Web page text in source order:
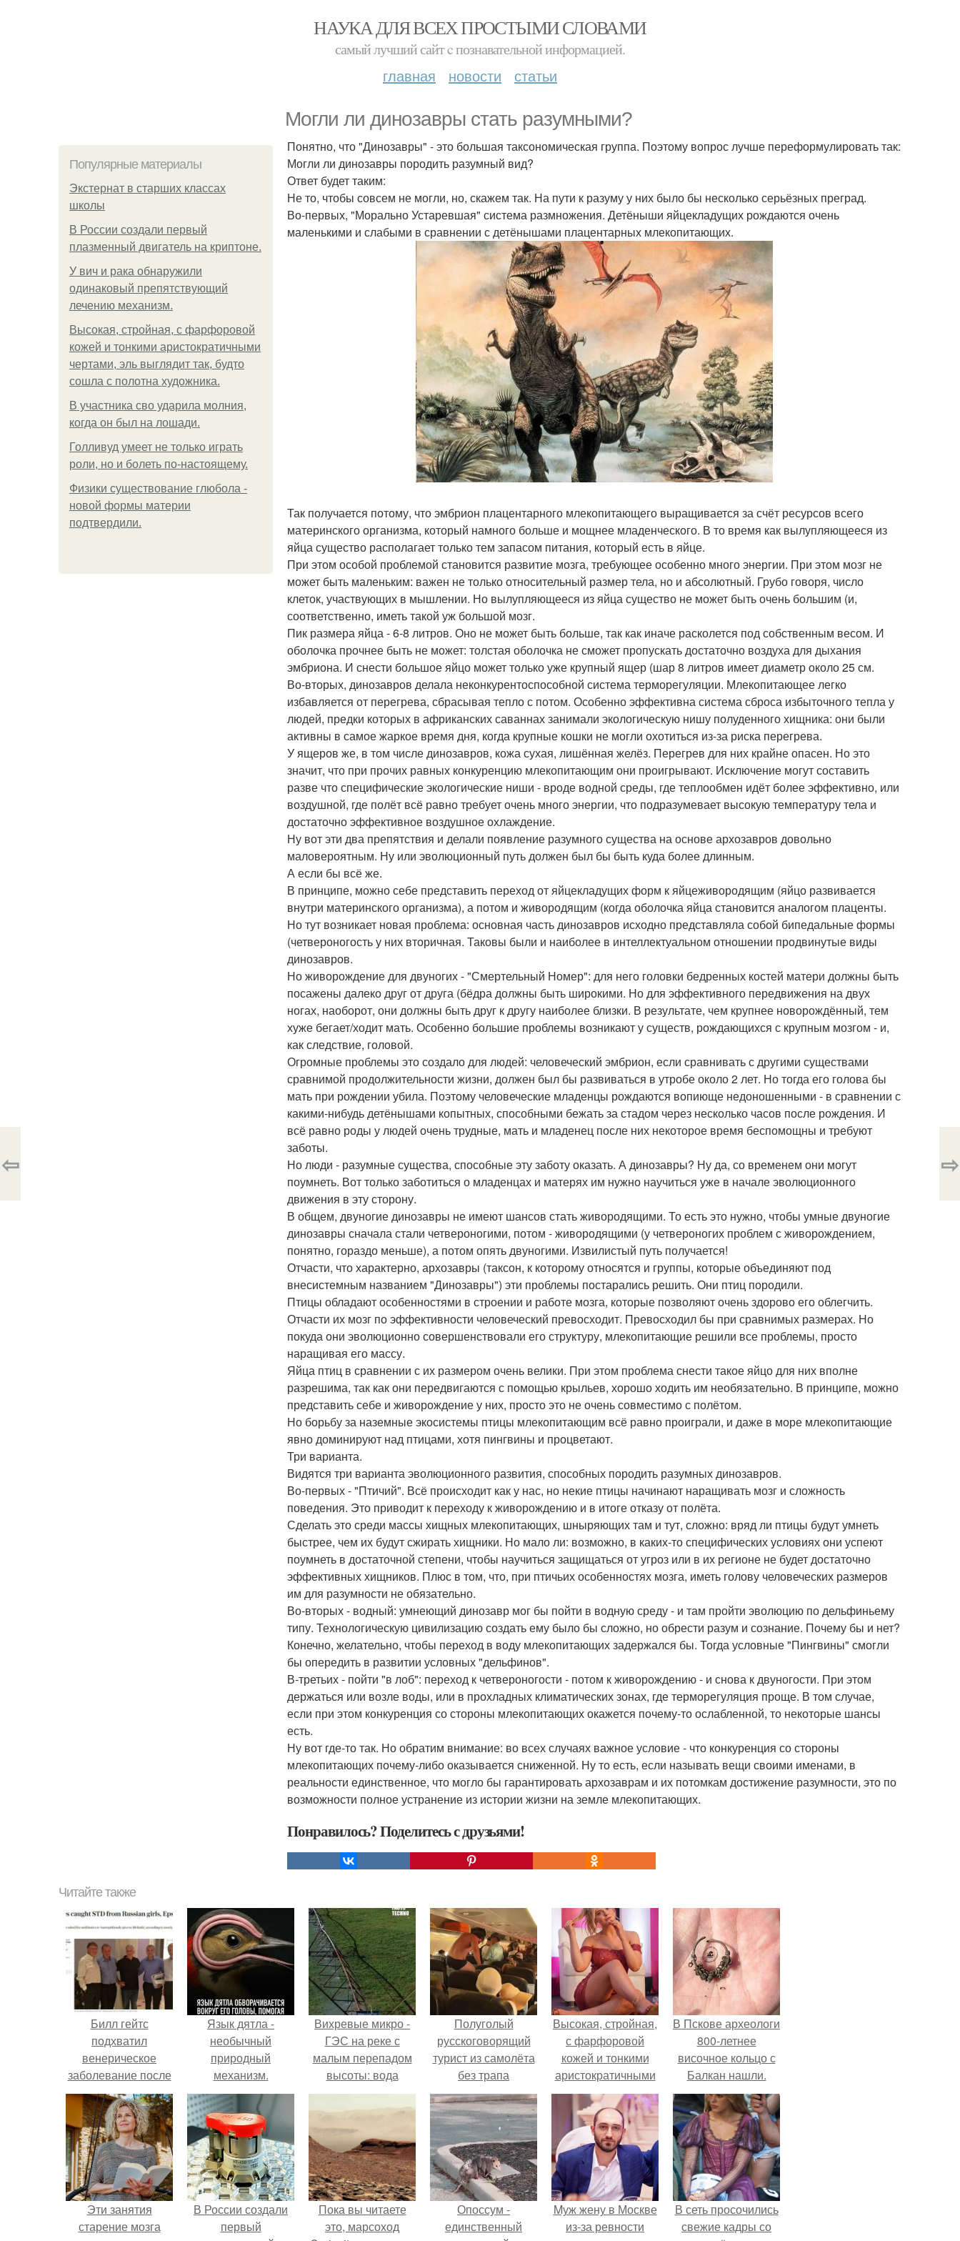
НАУКА ДЛЯ ВСЕХ ПРОСТЫМИ СЛОВАМИ
самый лучший сайт c познавательной информацией.
главная новости статьи
Могли ли динозавры стать разумными?
Популярные материалы
Экстернат в старших классах
школы
В России создали первый
плазменный двигатель на криптоне.
У вич и рака обнаружили
одинаковый препятствующий
лечению механизм.
Высокая, стройная, с фарфоровой
кожей и тонкими аристократичными
чертами, эль выглядит так, будто
сошла с полотна художника.
В участника сво ударила молния,
когда он был на лошади.
Голливуд умеет не только играть
роли, но и болеть по-настоящему.
Физики существование глюбола -
новой формы материи
подтвердили.
Понятно, что "Динозавры" - это большая таксономическая группа. Поэтому вопрос лучше переформулировать так:
Могли ли динозавры породить разумный вид?
Ответ будет таким:
Не то, чтобы совсем не могли, но, скажем так. На пути к разуму у них было бы несколько серьёзных преград.
Во-первых, "Морально Устаревшая" система размножения. Детёныши яйцекладущих рождаются очень
маленькими и слабыми в сравнении с детёнышами плацентарных млекопитающих.
Так получается потому, что эмбрион плацентарного млекопитающего выращивается за счёт ресурсов всего
материнского организма, который намного больше и мощнее младенческого. В то время как вылупляющееся из
яйца существо располагает только тем запасом питания, который есть в яйце.
При этом особой проблемой становится развитие мозга, требующее особенно много энергии. При этом мозг не
может быть маленьким: важен не только относительный размер тела, но и абсолютный. Грубо говоря, число
клеток, участвующих в мышлении. Но вылупляющееся из яйца существо не может быть очень большим (и,
соответственно, иметь такой уж большой мозг.
Пик размера яйца - 6-8 литров. Оно не может быть больше, так как иначе расколется под собственным весом. И
оболочка прочнее быть не может: толстая оболочка не сможет пропускать достаточно воздуха для дыхания
эмбриона. И снести большое яйцо может только уже крупный ящер (шар 8 литров имеет диаметр около 25 см.
Во-вторых, динозавров делала неконкурентоспособной система терморегуляции. Млекопитающее легко
избавляется от перегрева, сбрасывая тепло с потом. Особенно эффективна система сброса избыточного тепла у
людей, предки которых в африканских саваннах занимали экологическую нишу полуденного хищника: они были
активны в самое жаркое время дня, когда крупные кошки не могли охотиться из-за риска перегрева.
У ящеров же, в том числе динозавров, кожа сухая, лишённая желёз. Перегрев для них крайне опасен. Но это
значит, что при прочих равных конкуренцию млекопитающим они проигрывают. Исключение могут составить
разве что специфические экологические ниши - вроде водной среды, где теплообмен идёт более эффективно, или
воздушной, где полёт всё равно требует очень много энергии, что подразумевает высокую температуру тела и
достаточно эффективное воздушное охлаждение.
Ну вот эти два препятствия и делали появление разумного существа на основе архозавров довольно
маловероятным. Ну или эволюционный путь должен был бы быть куда более длинным.
А если бы всё же.
В принципе, можно себе представить переход от яйцекладущих форм к яйцеживородящим (яйцо развивается
внутри материнского организма), а потом и живородящим (когда оболочка яйца становится аналогом плаценты.
Но тут возникает новая проблема: основная часть динозавров исходно представляла собой бипедальные формы
(четвероногость у них вторичная. Таковы были и наиболее в интеллектуальном отношении продвинутые виды
динозавров.
Но живорождение для двуногих - "Смертельный Номер": для него головки бедренных костей матери должны быть
посажены далеко друг от друга (бёдра должны быть широкими. Но для эффективного передвижения на двух
ногах, наоборот, они должны быть друг к другу наиболее близки. В результате, чем крупнее новорождённый, тем
хуже бегает/ходит мать. Особенно большие проблемы возникают у существ, рождающихся с крупным мозгом - и,
как следствие, головой.
Огромные проблемы это создало для людей: человеческий эмбрион, если сравнивать с другими существами
сравнимой продолжительности жизни, должен был бы развиваться в утробе около 2 лет. Но тогда его голова бы
мать при рождении убила. Поэтому человеческие младенцы рождаются вопиюще недоношенными - в сравнении с
какими-нибудь детёнышами копытных, способными бежать за стадом через несколько часов после рождения. И
всё равно роды у людей очень трудные, мать и младенец после них некоторое время беспомощны и требуют
заботы.
Но люди - разумные существа, способные эту заботу оказать. А динозавры? Ну да, со временем они могут
поумнеть. Вот только заботиться о младенцах и матерях им нужно научиться уже в начале эволюционного
движения в эту сторону.
В общем, двуногие динозавры не имеют шансов стать живородящими. То есть это нужно, чтобы умные двуногие
динозавры сначала стали четвероногими, потом - живородящими (у четвероногих проблем с живорождением,
понятно, гораздо меньше), а потом опять двуногими. Извилистый путь получается!
Отчасти, что характерно, архозавры (таксон, к которому относятся и группы, которые объединяют под
внесистемным названием "Динозавры") эти проблемы постарались решить. Они птиц породили.
Птицы обладают особенностями в строении и работе мозга, которые позволяют очень здорово его облегчить.
Отчасти их мозг по эффективности человеческий превосходит. Превосходил бы при сравнимых размерах. Но
покуда они эволюционно совершенствовали его структуру, млекопитающие решили все проблемы, просто
наращивая его массу.
Яйца птиц в сравнении с их размером очень велики. При этом проблема снести такое яйцо для них вполне
разрешима, так как они передвигаются с помощью крыльев, хорошо ходить им необязательно. В принципе, можно
представить себе и живорождение у них, просто это не очень совместимо с полётом.
Но борьбу за наземные экосистемы птицы млекопитающим всё равно проиграли, и даже в море млекопитающие
явно доминируют над птицами, хотя пингвины и процветают.
Три варианта.
Видятся три варианта эволюционного развития, способных породить разумных динозавров.
Во-первых - "Птичий". Всё происходит как у нас, но некие птицы начинают наращивать мозг и сложность
поведения. Это приводит к переходу к живорождению и в итоге отказу от полёта.
Сделать это среди массы хищных млекопитающих, шныряющих там и тут, сложно: вряд ли птицы будут умнеть
быстрее, чем их будут сжирать хищники. Но мало ли: возможно, в каких-то специфических условиях они успеют
поумнеть в достаточной степени, чтобы научиться защищаться от угроз или в их регионе не будет достаточно
эффективных хищников. Плюс в том, что, при птичьих особенностях мозга, иметь голову человеческих размеров
им для разумности не обязательно.
Во-вторых - водный: умнеющий динозавр мог бы пойти в водную среду - и там пройти эволюцию по дельфиньему
типу. Технологическую цивилизацию создать ему было бы сложно, но обрести разум и сознание. Почему бы и нет?
Конечно, желательно, чтобы переход в воду млекопитающих задержался бы. Тогда условные "Пингвины" смогли
бы опередить в развитии условных "дельфинов".
В-третьих - пойти "в лоб": переход к четвероногости - потом к живорождению - и снова к двуногости. При этом
держаться или возле воды, или в прохладных климатических зонах, где терморегуляция проще. В том случае,
если при этом конкуренция со стороны млекопитающих окажется почему-то ослабленной, то некоторые шансы
есть.
Ну вот где-то так. Но обратим внимание: во всех случаях важное условие - что конкуренция со стороны
млекопитающих почему-либо оказывается сниженной. Ну то есть, если называть вещи своими именами, в
реальности единственное, что могло бы гарантировать архозаврам и их потомкам достижение разумности, это по
возможности полное устранение из истории жизни на земле млекопитающих.
Понравилось? Поделитесь с друзьями!
⇦ ⇨
Читайте также
Билл гейтс
подхватил
венерическое
заболевание после
секса с "Русскими
Девушками".
Язык дятла -
необычный
природный
механизм.
Вихревые микро -
ГЭС на реке с
малым перепадом
высоты: вода
закручивается в
бетонной камере и
вращает
вертикальную
турбину.
Полуголый
русскоговорящий
турист из самолёта
без трапа
выпрыгнул.
Высокая, стройная,
с фарфоровой
кожей и тонкими
аристократичными
чертами, эль
выглядит так, будто
сошла с полотна
художника.
В Пскове археологи
800-летнее
височное кольцо с
Балкан нашли.
Эти занятия
старение мозга
В России создали
первый
Пока вы читаете
это, марсоход
Опоссум -
единственный
Mуж жену в Москве
из-за ревности
В сеть просочились
свежие кадры со